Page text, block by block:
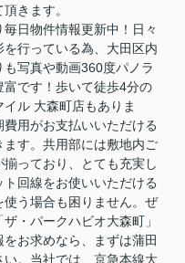
きます。
日物件情報更新中！日々
行っている為、大田区内
写真や動画360度パノラ
です！歩いて徒歩4分の
ル 大森町店もありま
用がお支払いいただける
す。共用部には敷地内ご
っており、とても充実し
回線をお使いいただける
う場合も困りません。ぜ
・パークハビオ大森町」
お求めなら、まずは蒲田
。当社では、京急本線大